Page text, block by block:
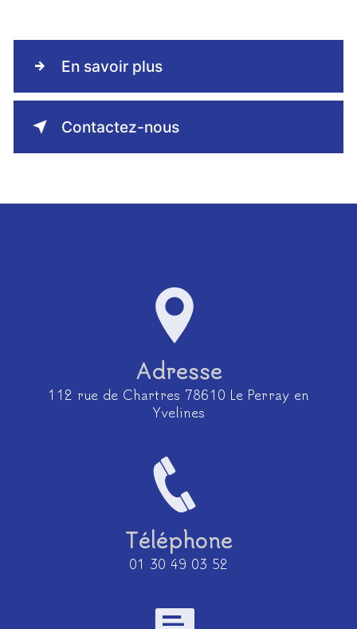
En savoir plus
Contactez-nous
Adresse
112 rue de Chartres 78610 Le Perray en
Yvelines
Téléphone
01 30 49 03 52